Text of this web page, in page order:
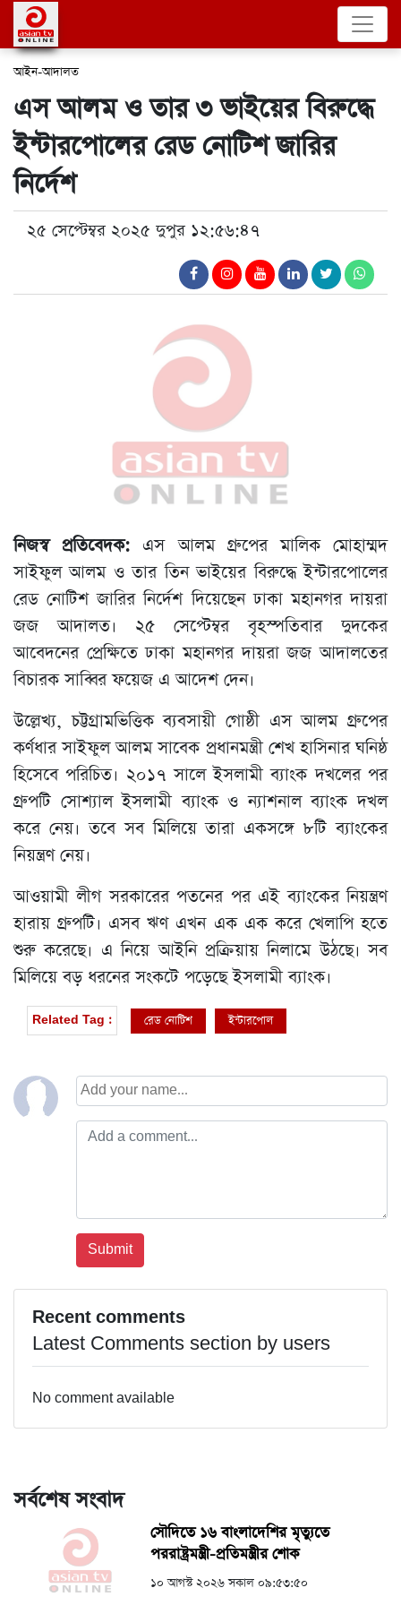
আইন-আদালত
এস আলম ও তার ৩ ভাইয়ের বিরুদ্ধে
ইন্টারপোলের রেড নোটিশ জারির
নির্দেশ
২৫ সেপ্টেম্বর ২০২৫ দুপুর ১২:৫৬:৪৭
নিজস্ব প্রতিবেদক: এস আলম গ্রুপের মালিক মোহাম্মদ
সাইফুল আলম ও তার তিন ভাইয়ের বিরুদ্ধে ইন্টারপোলের
রেড নোটিশ জারির নির্দেশ দিয়েছেন ঢাকা মহানগর দায়রা
জজ আদালত। ২৫ সেপ্টেম্বর বৃহস্পতিবার দুদকের
আবেদনের প্রেক্ষিতে ঢাকা মহানগর দায়রা জজ আদালতের
বিচারক সাব্বির ফয়েজ এ আদেশ দেন।
উল্লেখ্য, চট্টগ্রামভিত্তিক ব্যবসায়ী গোষ্ঠী এস আলম গ্রুপের
কর্ণধার সাইফুল আলম সাবেক প্রধানমন্ত্রী শেখ হাসিনার ঘনিষ্ঠ
হিসেবে পরিচিত। ২০১৭ সালে ইসলামী ব্যাংক দখলের পর
গ্রুপটি সোশ্যাল ইসলামী ব্যাংক ও ন্যাশনাল ব্যাংক দখল
করে নেয়। তবে সব মিলিয়ে তারা একসঙ্গে ৮টি ব্যাংকের
নিয়ন্ত্রণ নেয়।
আওয়ামী লীগ সরকারের পতনের পর এই ব্যাংকের নিয়ন্ত্রণ
হারায় গ্রুপটি। এসব ঋণ এখন এক এক করে খেলাপি হতে
শুরু করেছে। এ নিয়ে আইনি প্রক্রিয়ায় নিলামে উঠছে। সব
মিলিয়ে বড় ধরনের সংকটে পড়েছে ইসলামী ব্যাংক।
Related Tag : রেড নোটিশ ইন্টারপোল
Recent comments
Latest Comments section by users
No comment available
সর্বশেষ সংবাদ
সৌদিতে ১৬ বাংলাদেশির মৃত্যুতে
পররাষ্ট্রমন্ত্রী-প্রতিমন্ত্রীর শোক
১০ আগস্ট ২০২৬ সকাল ০৯:৫৩:৫০